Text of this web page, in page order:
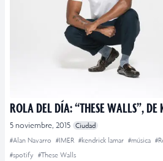
ROLA DEL DÍA: “THESE WALLS”,
5 noviembre, 2015 Ciudad
#Alan Navarro #IMER #kendrick lamar #música
#spotify #These Walls